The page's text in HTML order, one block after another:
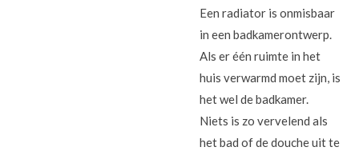
Een radiator is onmisbaar
in een badkamerontwerp.
Als er één ruimte in het
huis verwarmd moet zijn, is
het wel de badkamer.
Niets is zo vervelend als
het bad of de douche uit te